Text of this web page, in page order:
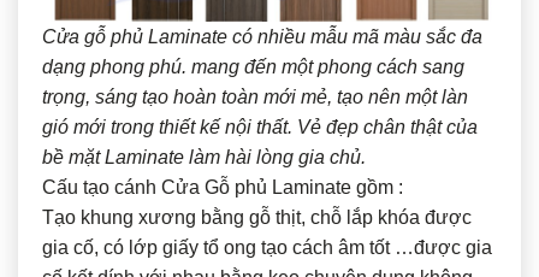
Cửa gỗ phủ Laminate có nhiều mẫu mã màu sắc đa
dạng phong phú. mang đến một phong cách sang
trọng, sáng tạo hoàn toàn mới mẻ, tạo nên một làn
gió mới trong thiết kế nội thất. Vẻ đẹp chân thật của
bề mặt Laminate làm hài lòng gia chủ.
Cấu tạo cánh Cửa Gỗ phủ Laminate gồm :
Tạo khung xương bằng gỗ thịt, chỗ lắp khóa được
gia cố, có lớp giấy tổ ong tạo cách âm tốt …được gia